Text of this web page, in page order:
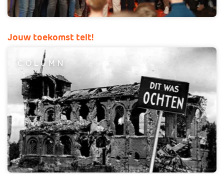
Jouw toekomst telt!
COLUMN